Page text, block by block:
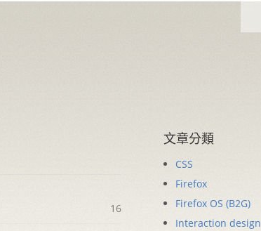
16
文章分類
CSS
Firefox
Firefox OS (B2G)
Interaction design